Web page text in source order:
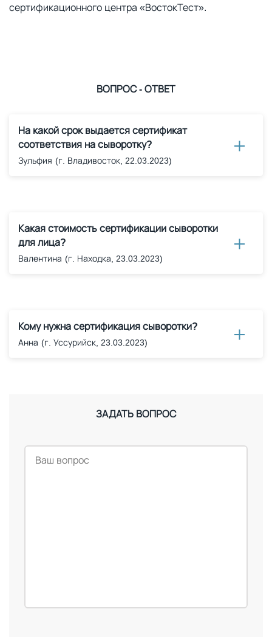
сертификационного центра «ВостокТест».
ВОПРОС - ОТВЕТ
На какой срок выдается сертификат
соответствия на сыворотку?
Зульфия (г. Владивосток, 22.03.2023)
Какая стоимость сертификации сыворотки
для лица?
Валентина (г. Находка, 23.03.2023)
Кому нужна сертификация сыворотки?
Анна (г. Уссурийск, 23.03.2023)
ЗАДАТЬ ВОПРОС